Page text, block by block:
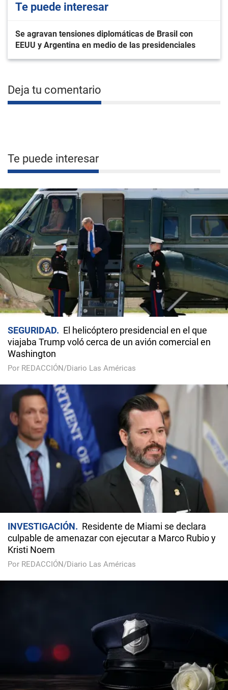
Te puede interesar
Se agravan tensiones diplomáticas de Brasil con
EEUU y Argentina en medio de las presidenciales
Deja tu comentario
Te puede interesar
SEGURIDAD
El helicóptero presidencial en el que
viajaba Trump voló cerca de un avión comercial en
Washington
Por REDACCIÓN/Diario Las Américas
INVESTIGACIÓN
Residente de Miami se declara
culpable de amenazar con ejecutar a Marco Rubio y
Kristi Noem
Por REDACCIÓN/Diario Las Américas